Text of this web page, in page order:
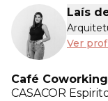
Laís
Ver
Café
CASACOR